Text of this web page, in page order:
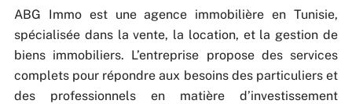
ABG Immo est une agence immobilière en Tunisie,
spécialisée dans la vente, la location, et la gestion de
biens immobiliers. L’entreprise propose des services
complets pour répondre aux besoins des particuliers et
des professionnels en matière d’investissement